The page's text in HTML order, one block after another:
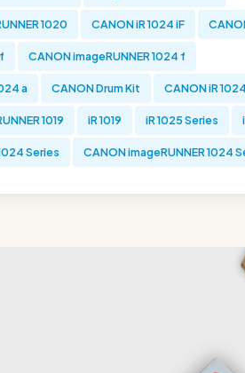
1020 CANON iR 1024 iF
CANON imageRUNNER 1024 f
a CANON Drum Kit CANON iR
1019 iR 1019 iR 1025 Series
Series CANON imageRUNNER 1024